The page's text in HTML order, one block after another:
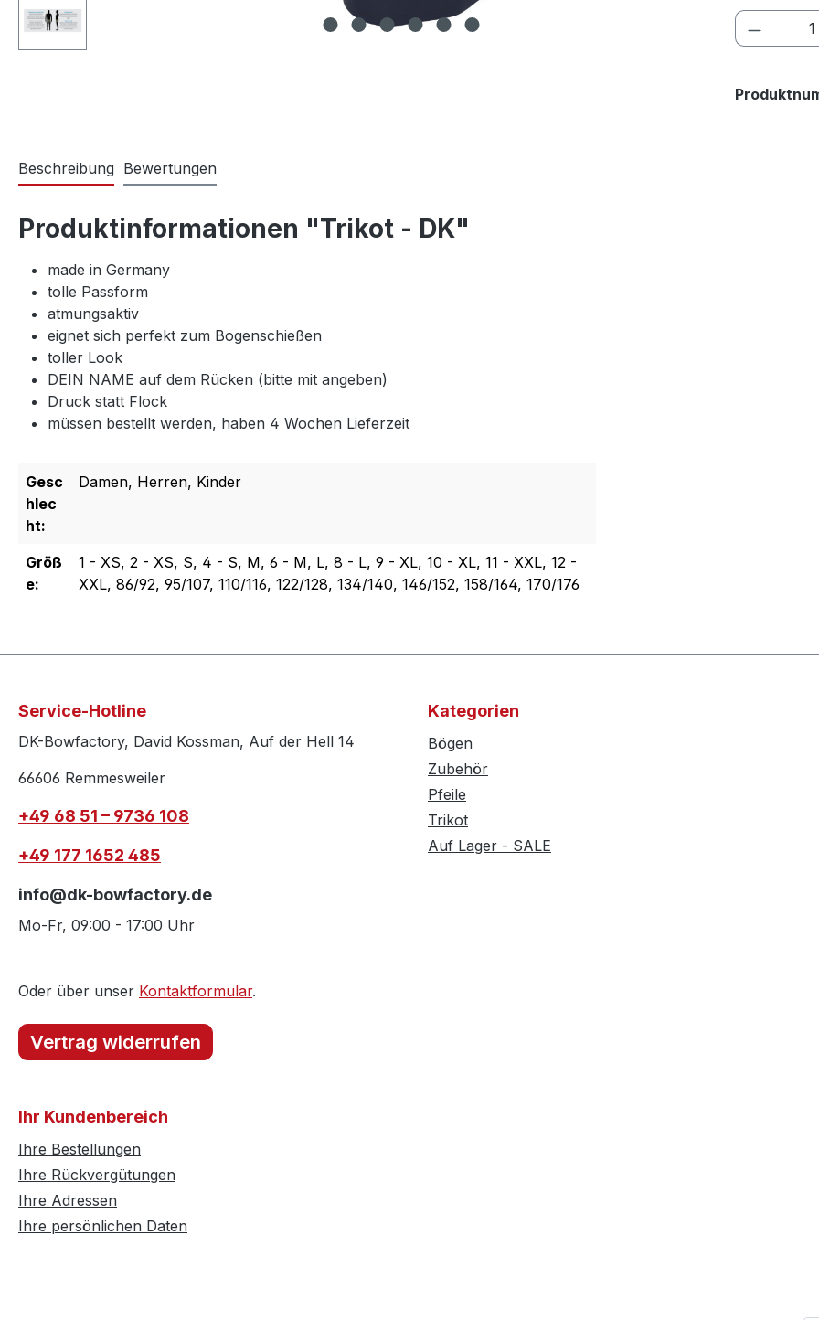
Beschreibung Bewertungen
Produktinformationen "Trikot - DK"
made in Germany
tolle Passform
atmungsaktiv
eignet sich perfekt zum Bogenschießen
toller Look
DEIN NAME auf dem Rücken (bitte mit angeben)
Druck statt Flock
müssen bestellt werden, haben 4 Wochen Lieferzeit
Gesc
hlec
ht:
Damen, Herren, Kinder
Größ
e:
1 - XS, 2 - XS, S, 4 - S, M, 6 - M, L, 8 - L, 9 - XL, 10 - XL, 11 - XXL, 12 -
XXL, 86/92, 95/107, 110/116, 122/128, 134/140, 146/152, 158/164, 170/176
Service-Hotline
DK-Bowfactory, David Kossman, Auf der Hell 14
66606 Remmesweiler
+49 68 51 – 9736 108
+49 177 1652 485
info@dk-bowfactory.de
Mo-Fr, 09:00 - 17:00 Uhr
Oder über unser Kontaktformular.
Vertrag widerrufen
Kategorien
Bögen
Zubehör
Pfeile
Trikot
Auf Lager - SALE
Ihr Kundenbereich
Ihre Bestellungen
Ihre Rückvergütungen
Ihre Adressen
Ihre persönlichen Daten